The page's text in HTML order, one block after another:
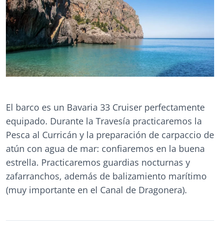
El barco es un Bavaria 33 Cruiser perfectamente
equipado. Durante la Travesía practicaremos la
Pesca al Curricán y la preparación de carpaccio de
atún con agua de mar: confiaremos en la buena
estrella. Practicaremos guardias nocturnas y
zafarranchos, además de balizamiento marítimo
(muy importante en el Canal de Dragonera).